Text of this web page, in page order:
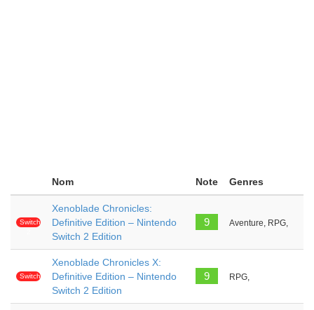
Nom Note Genres
Switch
Xenoblade Chronicles:
Definitive Edition – Nintendo
Switch 2 Edition
9 Aventure, RPG,
Switch
Xenoblade Chronicles X:
Definitive Edition – Nintendo
Switch 2 Edition
9 RPG,